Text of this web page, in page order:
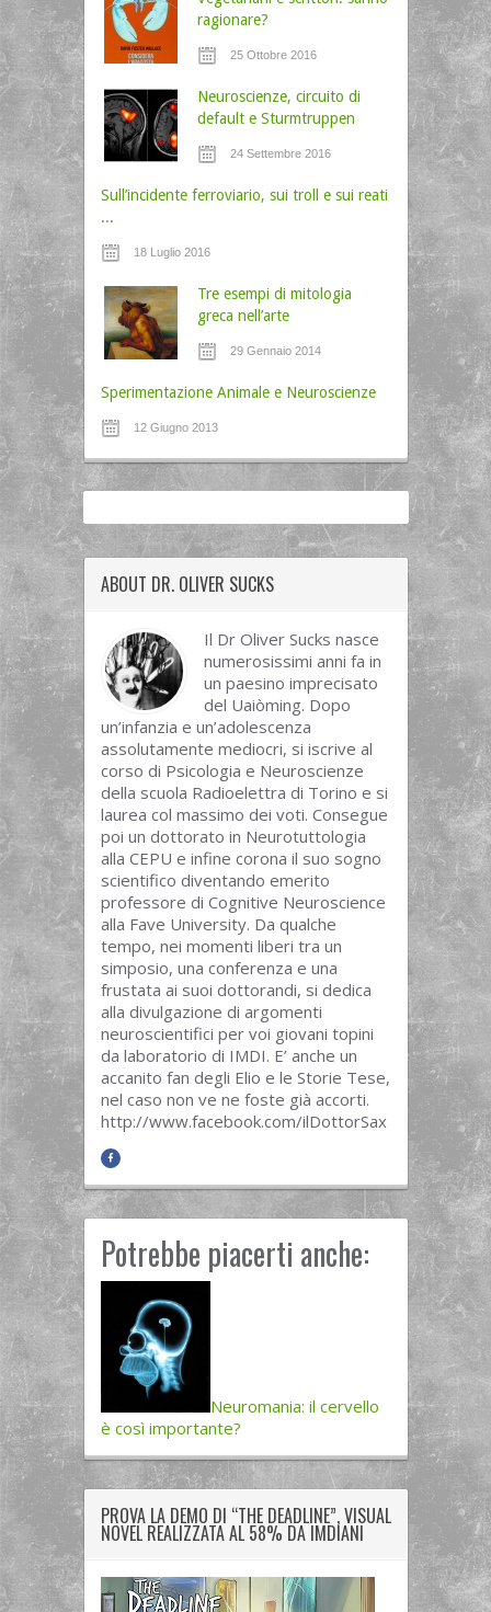
ragionare?
25 Ottobre 2016
Neuroscienze, circuito di
default e Sturmtruppen
24 Settembre 2016
Sull’incidente ferroviario, sui troll e sui reati
...
18 Luglio 2016
Tre esempi di mitologia
greca nell’arte
29 Gennaio 2014
Sperimentazione Animale e Neuroscienze
12 Giugno 2013
ABOUT DR. OLIVER SUCKS
Il Dr Oliver Sucks nasce
numerosissimi anni fa in
un paesino imprecisato
del Uaiòming. Dopo
un’infanzia e un’adolescenza
assolutamente mediocri, si iscrive al
corso di Psicologia e Neuroscienze
della scuola Radioelettra di Torino e si
laurea col massimo dei voti. Consegue
poi un dottorato in Neurotuttologia
alla CEPU e infine corona il suo sogno
scientifico diventando emerito
professore di Cognitive Neuroscience
alla Fave University. Da qualche
tempo, nei momenti liberi tra un
simposio, una conferenza e una
frustata ai suoi dottorandi, si dedica
alla divulgazione di argomenti
neuroscientifici per voi giovani topini
da laboratorio di IMDI. E’ anche un
accanito fan degli Elio e le Storie Tese,
nel caso non ve ne foste già accorti.
http://www.facebook.com/ilDottorSax
Potrebbe piacerti anche:
Neuromania: il cervello
è così importante?
PROVA LA DEMO DI “THE DEADLINE”, VISUAL
NOVEL REALIZZATA AL 58% DA IMDIANI